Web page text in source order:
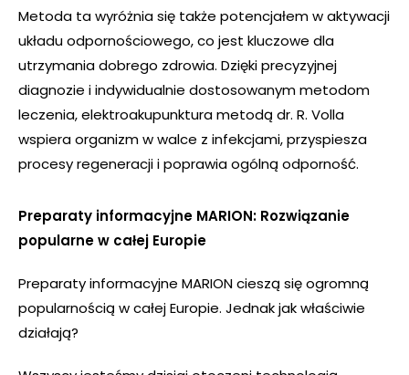
Metoda ta wyróżnia się także potencjałem w aktywacji
układu odpornościowego, co jest kluczowe dla
utrzymania dobrego zdrowia. Dzięki precyzyjnej
diagnozie i indywidualnie dostosowanym metodom
leczenia, elektroakupunktura metodą dr. R. Volla
wspiera organizm w walce z infekcjami, przyspiesza
procesy regeneracji i poprawia ogólną odporność.
Preparaty informacyjne MARION: Rozwiązanie
popularne w całej Europie
Preparaty informacyjne MARION cieszą się ogromną
popularnością w całej Europie. Jednak jak właściwie
działają?